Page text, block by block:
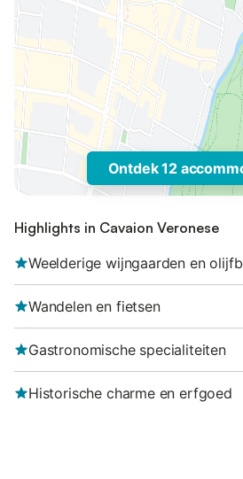
Ontdek 12
Highlights in Cavaion Veronese
Weelderige wijngaarden en
Wandelen en fietsen
Gastronomische specialiteiten
Historische charme en erfgoed